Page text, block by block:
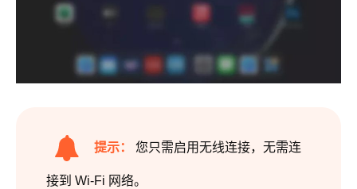
提示： 您只需启用无线连接，无需连
接到 Wi-Fi 网络。